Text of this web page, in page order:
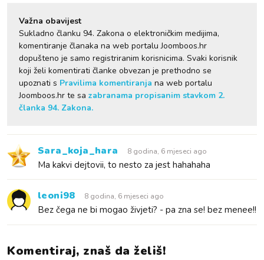
Važna obavijest
Sukladno članku 94. Zakona o elektroničkim medijima,
komentiranje članaka na web portalu Joomboos.hr
dopušteno je samo registriranim korisnicima. Svaki korisnik
koji želi komentirati članke obvezan je prethodno se
upoznati s Pravilima komentiranja na web portalu
Joomboos.hr te sa zabranama propisanim stavkom 2.
članka 94. Zakona.
Sara_koja_hara 8 godina, 6 mjeseci ago
Ma kakvi dejtovii, to nesto za jest hahahaha
leoni98 8 godina, 6 mjeseci ago
Bez čega ne bi mogao živjeti? - pa zna se! bez menee!!
Komentiraj, znaš da želiš!